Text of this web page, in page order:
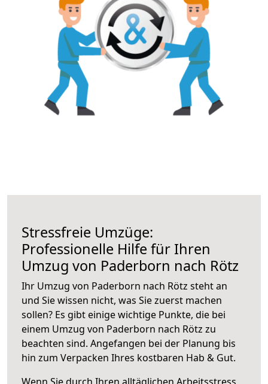
Stressfreie Umzüge:
Professionelle Hilfe für Ihren
Umzug von Paderborn nach Rötz
Ihr Umzug von Paderborn nach Rötz steht an
und Sie wissen nicht, was Sie zuerst machen
sollen? Es gibt einige wichtige Punkte, die bei
einem Umzug von Paderborn nach Rötz zu
beachten sind. Angefangen bei der Planung bis
hin zum Verpacken Ihres kostbaren Hab & Gut.